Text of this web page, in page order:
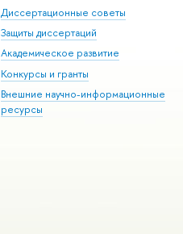
Диссертационные советы
Защиты диссертаций
Академическое развитие
Конкурсы и гранты
Внешние научно-информационные
ресурсы